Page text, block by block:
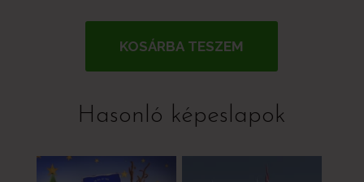
KOSÁRBA TESZEM
Hasonló képeslapok